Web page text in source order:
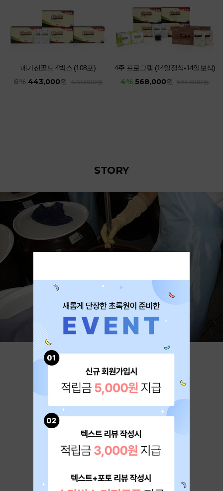
메가선골드 4박스 (108포)
6% 443,000원 472,000원
4주 프로그램 (14일절식-14일보식)
4% 568,000원 594,000원
STORY
체내 노폐물 배출 자연 치유력
회복을 동시에 듀얼 솔루션!!
오메가선프로그램의 목적은 태양과땅의 생명에너지를
체내에 쌓여있는 온갖 찌꺼기를 대청소 함으로
건강을 되찾아 만족한 삶을 사는 것입니다
자식을 기르는정성으로 효소를 만듭니다